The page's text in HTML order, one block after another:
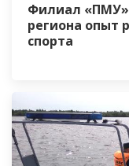
Филиал «ПМУ»
региона опыт
спорта